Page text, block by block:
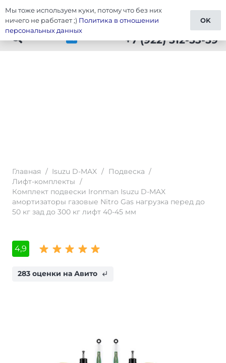
Тюнинг D-MAX
+7 (922) 512-53-59
Главная / Isuzu D-MAX / Подвеска /
Лифт-комплекты /
Комплект подвески Ironman Isuzu D-MAX
амортизаторы газовые Nitro Gas нагрузка перед до
50 кг зад до 300 кг лифт 40-45 мм
4,9
283 оценки на Авито subdirectory_arrow_left
Мы тоже используем куки, потому что без них
ничего не работает ;) Политика в отношении
персональных данных
OK